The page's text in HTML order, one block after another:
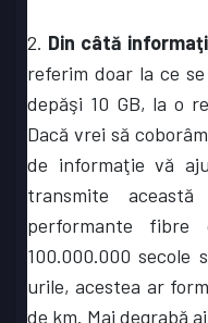
2. Din câtă
referim doar la ce
depăşi 10 GB, la o
Dacă vrei să
de informaţie vă
transmite
performante
100.000.000 secole
urile, acestea ar
de km. Mai degrabă